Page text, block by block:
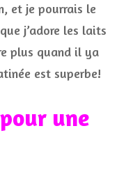
et je pourrais le
j’adore les laits
plus quand il ya
est superbe!
une